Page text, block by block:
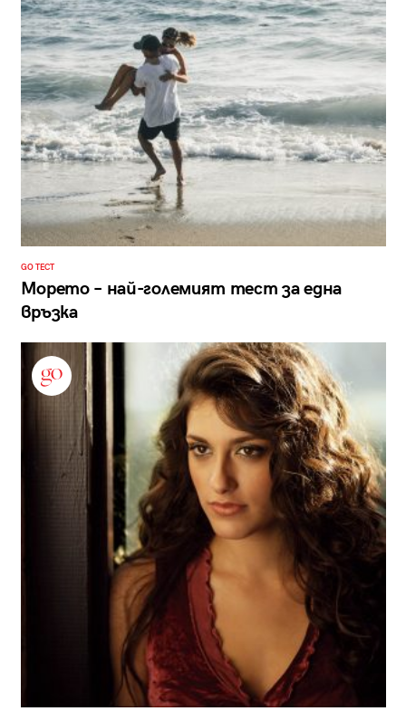
GO ТЕСТ
Морето – най-големият тест за една
връзка